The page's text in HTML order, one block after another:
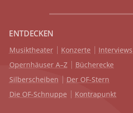
ENTDECKEN
Musiktheater Konzerte
Interviews
Opernhäuser A–Z
Bücherecke
Silberscheiben
Der OF-Stern
Die OF-Schnuppe
Kontrapunkt